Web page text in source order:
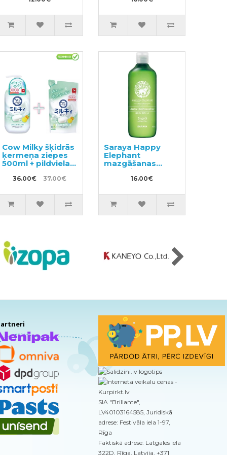
Cow Milky šķidrās
ķermeņa ziepes
500ml + pildviela
36.00€ 37.00€
Saraya Happy
Elephant
mazgāšanas
līdzeklis trauku
mazgājamai
16.00€
SIA "Brillante",
LV40103164585, Juridiskā
adrese: Festivāla iela 1-97,
Rīga
Faktiskā adrese: Latgales iela
322D, Rīga, Latvija, +371